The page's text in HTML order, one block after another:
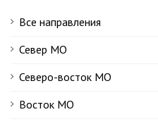
Все направления
Север МО
Северо-восток МО
Восток МО